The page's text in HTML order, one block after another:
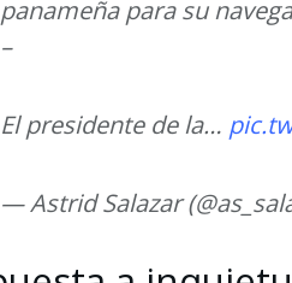
panameña para su
–
El presidente de la…
— Astrid Salazar